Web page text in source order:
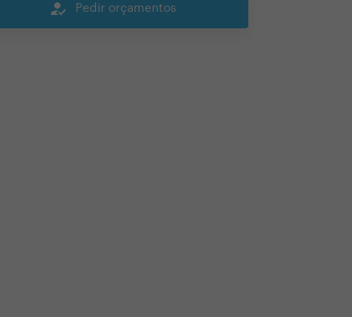
how_to_reg Pedir orçamentos